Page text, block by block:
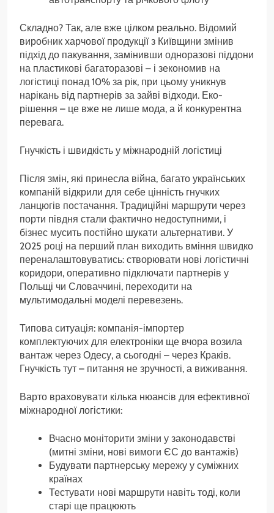
Складно? Так, але вже цілком реально. Відомий
виробник харчової продукції з Київщини змінив
підхід до пакування, замінивши одноразові піддони
на пластикові багаторазові – і зекономив на
логістиці понад 10% за рік, при цьому уникнув
нарікань від партнерів за зайві відходи. Еко-
рішення – це вже не лише мода, а й конкурентна
перевага.
Гнучкість і швидкість у міжнародній логістиці
Після змін, які принесла війна, багато українських
компаній відкрили для себе цінність гнучких
ланцюгів постачання. Традиційні маршрути через
порти півдня стали фактично недоступними, і
бізнес мусить постійно шукати альтернативи. У
2025 році на перший план виходить вміння швидко
переналаштовуватись: створювати нові логістичні
коридори, оперативно підключати партнерів у
Польщі чи Словаччині, переходити на
мультимодальні моделі перевезень.
Типова ситуація: компанія-імпортер
комплектуючих для електроніки ще вчора возила
вантаж через Одесу, а сьогодні – через Краків.
Гнучкість тут – питання не зручності, а виживання.
Варто враховувати кілька нюансів для ефективної
міжнародної логістики:
Вчасно моніторити зміни у законодавстві
(митні зміни, нові вимоги ЄС до вантажів)
Будувати партнерську мережу у суміжних
країнах
Тестувати нові маршрути навіть тоді, коли
старі ще працюють